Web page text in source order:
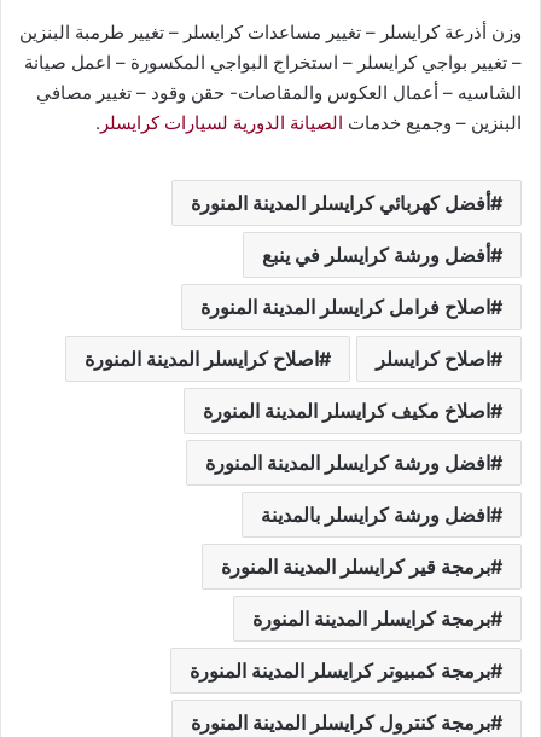
وزن أذرعة كرايسلر – تغيير مساعدات كرايسلر – تغيير طرمبة البنزين
– تغيير بواجي كرايسلر – استخراج البواجي المكسورة – اعمل صيانة
الشاسيه – أعمال العكوس والمقاصات- حقن وقود – تغيير مصافي
البنزين – وجميع خدمات الصيانة الدورية لسيارات كرايسلر .
أفضل كهربائي كرايسلر المدينة المنورة
أفضل ورشة كرايسلر في ينبع
اصلاح فرامل كرايسلر المدينة المنورة
اصلاح كرايسلر اصلاح كرايسلر المدينة المنورة
اصلاخ مكيف كرايسلر المدينة المنورة
افضل ورشة كرايسلر المدينة المنورة
افضل ورشة كرايسلر بالمدينة
برمجة قير كرايسلر المدينة المنورة
برمجة كرايسلر المدينة المنورة
برمجة كمبيوتر كرايسلر المدينة المنورة
برمجة كنترول كرايسلر المدينة المنورة